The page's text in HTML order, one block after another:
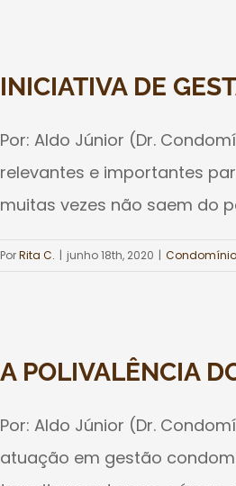
INICIATIVA DE
Por: Aldo Júnior (Dr.
relevantes e importantes
muitas vezes não saem do
PorRita C. | junho 18th, 2020 | Condomínio
A POLIVALÊNCIA
Por: Aldo Júnior (Dr.
atuação em gestão